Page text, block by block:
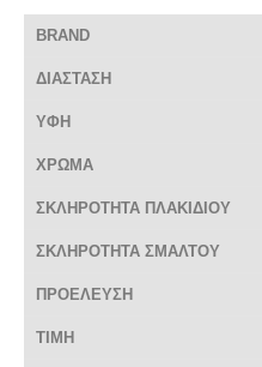
BRAND
ΔΙΑΣΤΑΣΗ
ΥΦΗ
ΧΡΩΜΑ
ΣΚΛΗΡΟΤΗΤΑ ΠΛΑΚΙΔΙΟΥ
ΣΚΛΗΡΟΤΗΤΑ ΣΜΑΛΤΟΥ
ΠΡΟΕΛΕΥΣΗ
ΤΙΜΗ